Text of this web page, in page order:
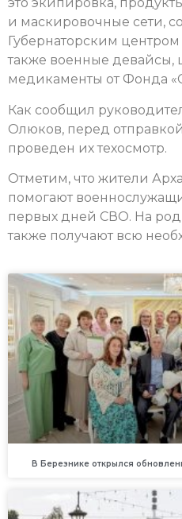
это экипировка,
и маскировочные сети,
Губернаторским
также военные
медикаменты от Фонда
Как сообщил
Олюков, перед
проведен их техосмотр.
Отметим, что жители
помогают
первых дней СВО. На
также получают всю
В Березнике открылся